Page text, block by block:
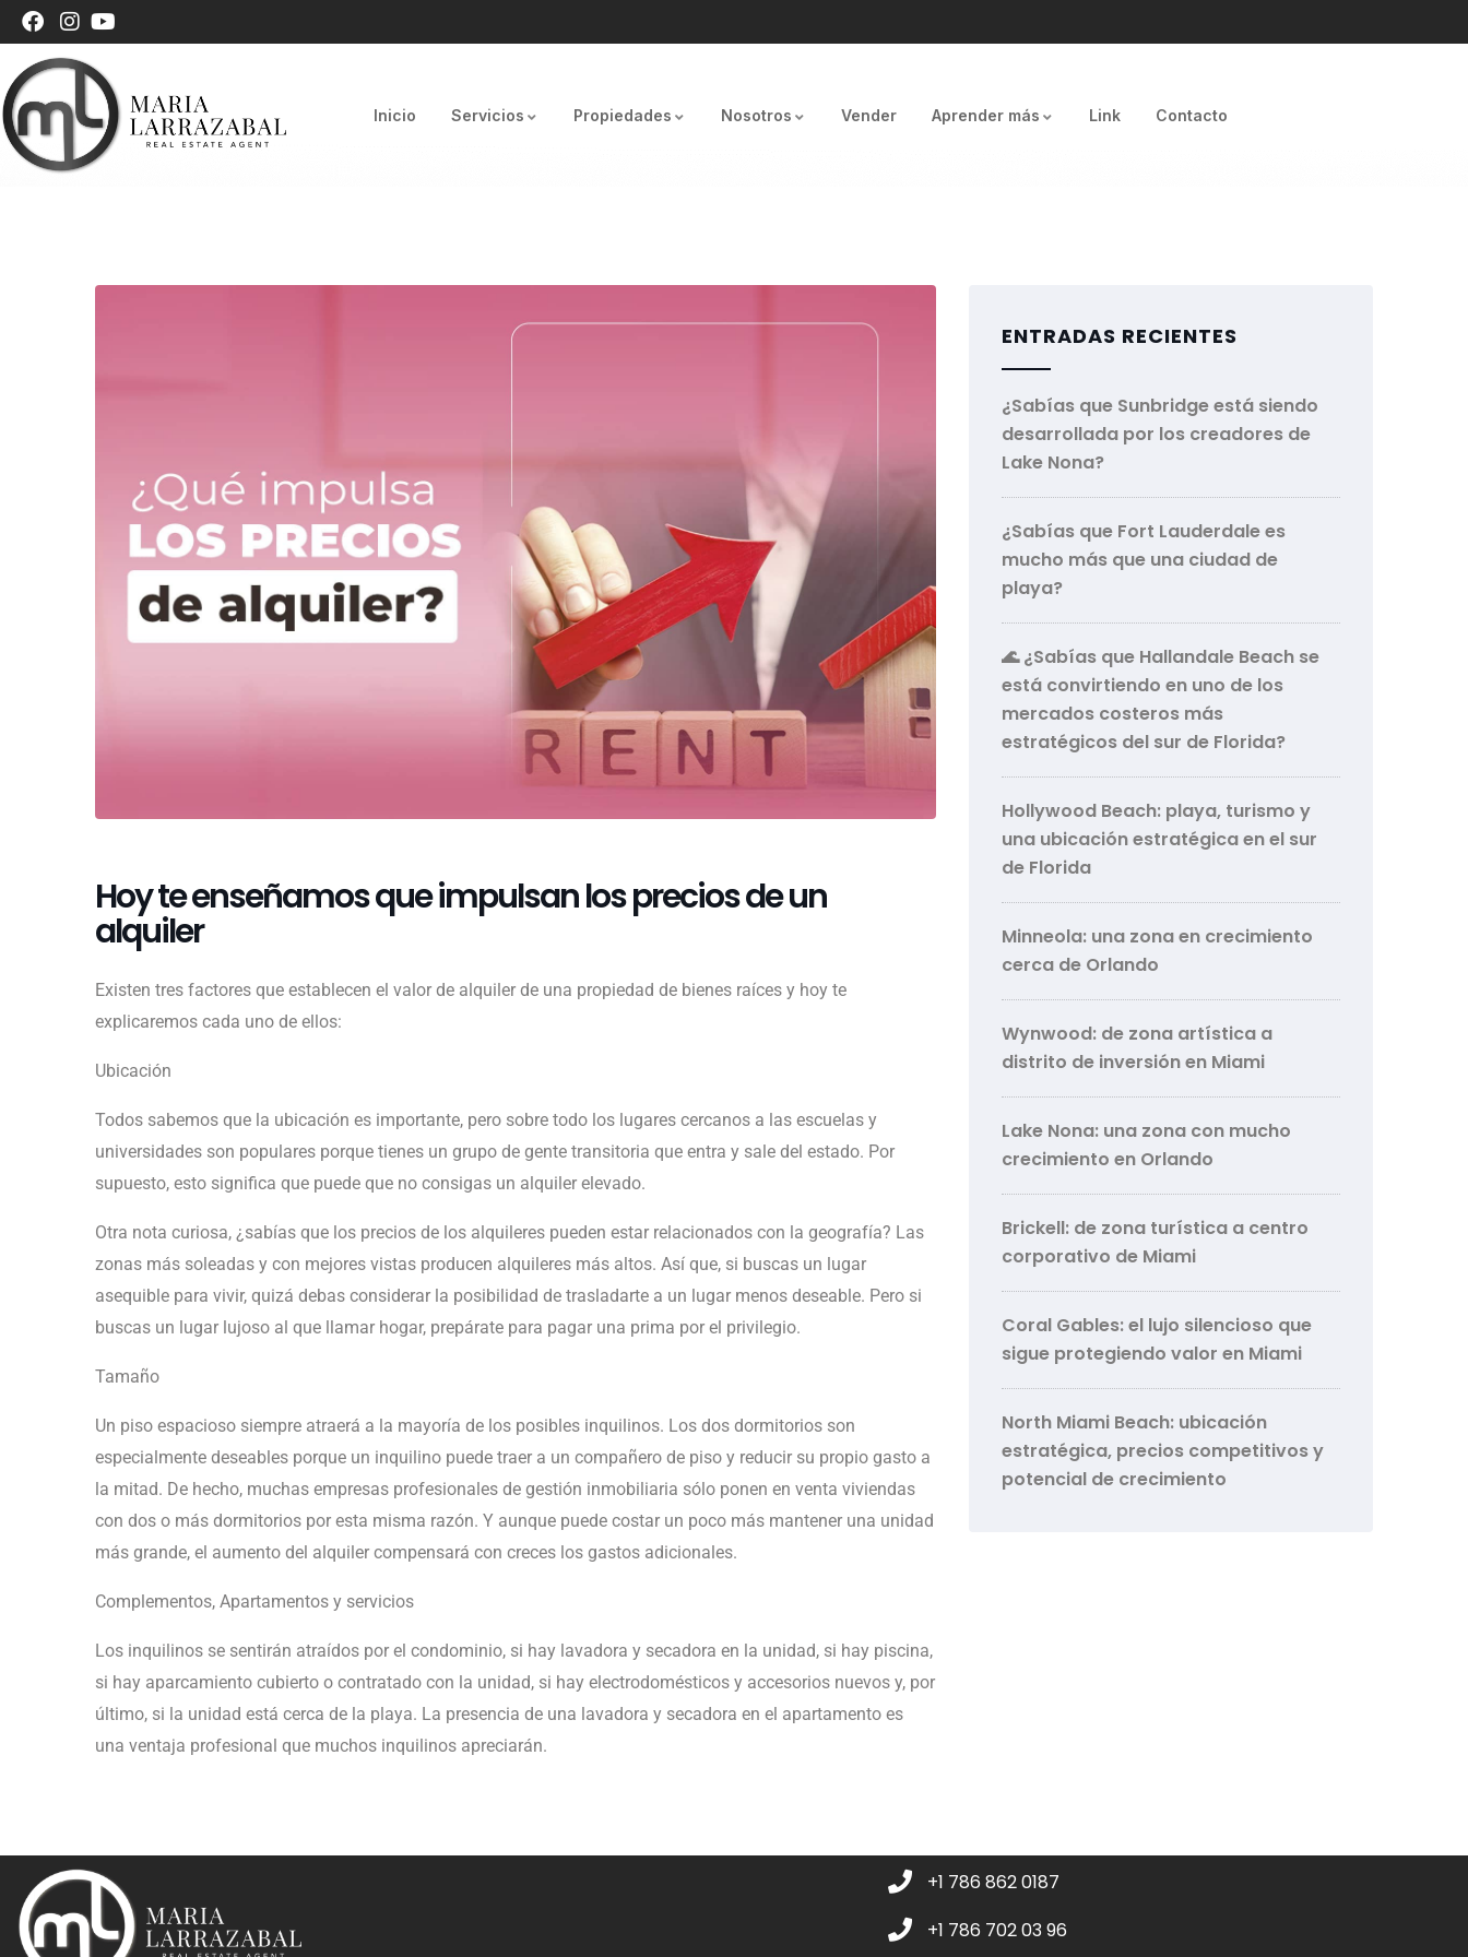
Inicio Servicios Propiedades Nosotros Vender Aprender más Link Contacto
Hoy te enseñamos que impulsan los precios de un
alquiler
Existen tres factores que establecen el valor de alquiler de una propiedad de bienes raíces y hoy te
explicaremos cada uno de ellos:
Ubicación
Todos sabemos que la ubicación es importante, pero sobre todo los lugares cercanos a las escuelas y
universidades son populares porque tienes un grupo de gente transitoria que entra y sale del estado. Por
supuesto, esto significa que puede que no consigas un alquiler elevado.
Otra nota curiosa, ¿sabías que los precios de los alquileres pueden estar relacionados con la geografía? Las
zonas más soleadas y con mejores vistas producen alquileres más altos. Así que, si buscas un lugar
asequible para vivir, quizá debas considerar la posibilidad de trasladarte a un lugar menos deseable. Pero si
buscas un lugar lujoso al que llamar hogar, prepárate para pagar una prima por el privilegio.
Tamaño
Un piso espacioso siempre atraerá a la mayoría de los posibles inquilinos. Los dos dormitorios son
especialmente deseables porque un inquilino puede traer a un compañero de piso y reducir su propio gasto a
la mitad. De hecho, muchas empresas profesionales de gestión inmobiliaria sólo ponen en venta viviendas
con dos o más dormitorios por esta misma razón. Y aunque puede costar un poco más mantener una unidad
más grande, el aumento del alquiler compensará con creces los gastos adicionales.
Complementos, Apartamentos y servicios
Los inquilinos se sentirán atraídos por el condominio, si hay lavadora y secadora en la unidad, si hay piscina,
si hay aparcamiento cubierto o contratado con la unidad, si hay electrodomésticos y accesorios nuevos y, por
último, si la unidad está cerca de la playa. La presencia de una lavadora y secadora en el apartamento es
una ventaja profesional que muchos inquilinos apreciarán.
ENTRADAS RECIENTES
¿Sabías que Sunbridge está siendo
desarrollada por los creadores de
Lake Nona?
¿Sabías que Fort Lauderdale es
mucho más que una ciudad de
playa?
🌊 ¿Sabías que Hallandale Beach se
está convirtiendo en uno de los
mercados costeros más
estratégicos del sur de Florida?
Hollywood Beach: playa, turismo y
una ubicación estratégica en el sur
de Florida
Minneola: una zona en crecimiento
cerca de Orlando
Wynwood: de zona artística a
distrito de inversión en Miami
Lake Nona: una zona con mucho
crecimiento en Orlando
Brickell: de zona turística a centro
corporativo de Miami
Coral Gables: el lujo silencioso que
sigue protegiendo valor en Miami
North Miami Beach: ubicación
estratégica, precios competitivos y
potencial de crecimiento
+1 786 862 0187
+1 786 702 03 96